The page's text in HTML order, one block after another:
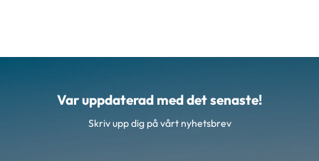
Var uppdaterad med det senaste!
Skriv upp dig på vårt nyhetsbrev